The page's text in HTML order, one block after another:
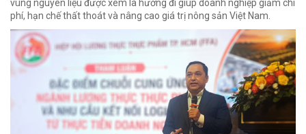
vùng nguyên liệu được xem là hướng đi giúp doanh nghiệp giảm chi
phí, hạn chế thất thoát và nâng cao giá trị nông sản Việt Nam.